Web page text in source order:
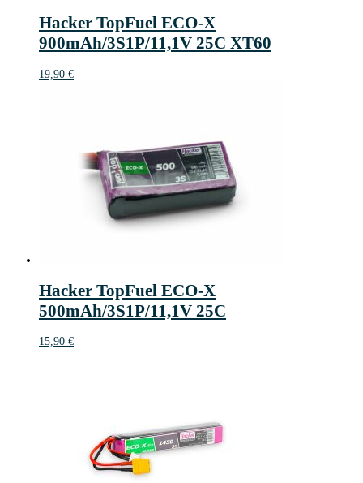
Hacker TopFuel ECO-X
900mAh/3S1P/11,1V 25C XT60
19,90 €
Hacker TopFuel ECO-X
500mAh/3S1P/11,1V 25C
15,90 €